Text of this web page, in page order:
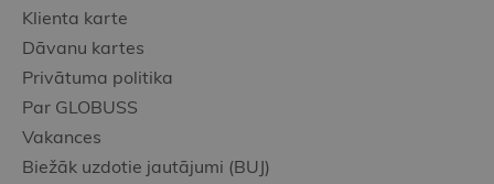
Klienta karte
Dāvanu kartes
Privātuma politika
Par GLOBUSS
Vakances
Biežāk uzdotie jautājumi (BUJ)